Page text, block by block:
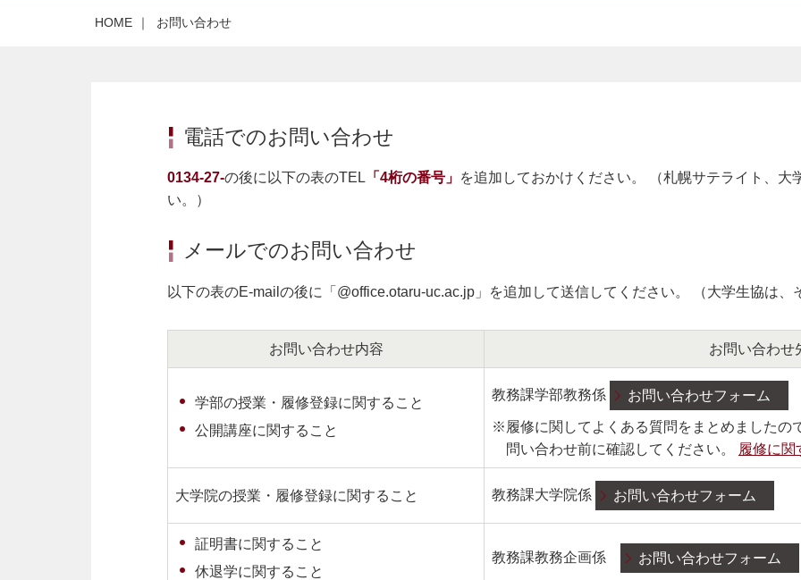
HOME ｜ お問い合わせ
電話でのお問い合わせ
0134-27-の後に以下の表のTEL 「4桁の番号」 を追加しておかけください。 （札幌サテライト、大
い。）
メールでのお問い合わせ
以下の表のE-mailの後に「@office.otaru-uc.ac.jp」を追加して送信してください。 （大学生協は
お問い合わせ内容 お問い合わせ
学部の授業・履修登録に関すること
公開講座に関すること
教務課学部教務係 お問い合わせフォーム
※履修に関してよくある質問をまとめましたの
問い合わせ前に確認してください。
履修に関
大学院の授業・履修登録に関すること 教務課大学院係 お問い合わせフォーム
証明書に関すること
休退学に関すること
教務課教務企画係 お問い合わせフォーム